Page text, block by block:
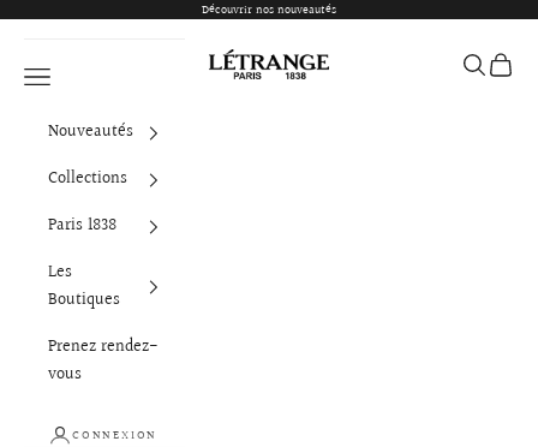
Découvrir nos nouveautés
Létrange Paris
Ouvrir la navigation Ouvrir la
Voir
Nouveautés
Collections
Paris 1838
Les
Boutiques
Prenez rendez-
vous
CONNEXION